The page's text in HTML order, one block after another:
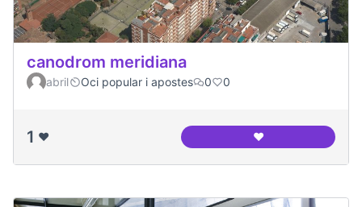
canodrom meridiana
abril Oci popular i apostes 0 0
1 ❤️ ❤️canodrom